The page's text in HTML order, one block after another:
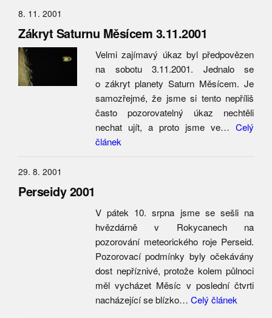
8. 11. 2001
Zákryt Saturnu Měsícem 3.11.2001
Velmi zajímavý úkaz byl předpovězen
na sobotu 3.11.2001. Jednalo se
o zákryt planety Saturn Měsícem. Je
samozřejmé, že jsme si tento nepříliš
často pozorovatelný úkaz nechtěli
nechat ujít, a proto jsme ve… Celý
článek
29. 8. 2001
Perseidy 2001
V pátek 10. srpna jsme se sešli na
hvězdárně v Rokycanech na
pozorování meteorického roje Perseid.
Pozorovací podmínky byly očekávány
dost nepříznivé, protože kolem půlnoci
měl vycházet Měsíc v poslední čtvrti
nacházející se blízko… Celý článek